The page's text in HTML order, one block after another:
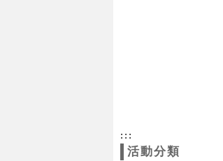
:::
活動分類